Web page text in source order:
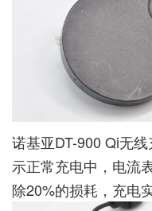
诺基亚DT-900 Qi无
示正常充电中，电流
除20%的损耗，充电